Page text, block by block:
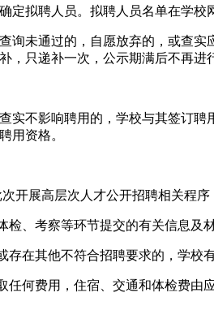
定拟聘人员。拟聘人员名单在学
询未通过的，自愿放弃的，或查
，只递补一次，公示期满后不再进
实不影响聘用的，学校与其签订
用资格。
开展高层次人才公开招聘相关程序
检、考察等环节提交的有关信息
在其他不符合招聘要求的，学校
何费用，住宿、交通和体检费由